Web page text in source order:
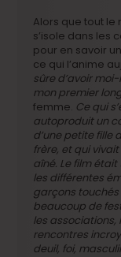
Alors que tout
s’isole dans les
pour en savoir
ce qui l’anime
sûre d’avoir
mon premier
femme. Ce qui
autoproduit un
d’une petite fille
frère, et qui
aîné. Le film
les différentes
garçons touchés
beaucoup de
les associations,
rencontres
deuil, foi,